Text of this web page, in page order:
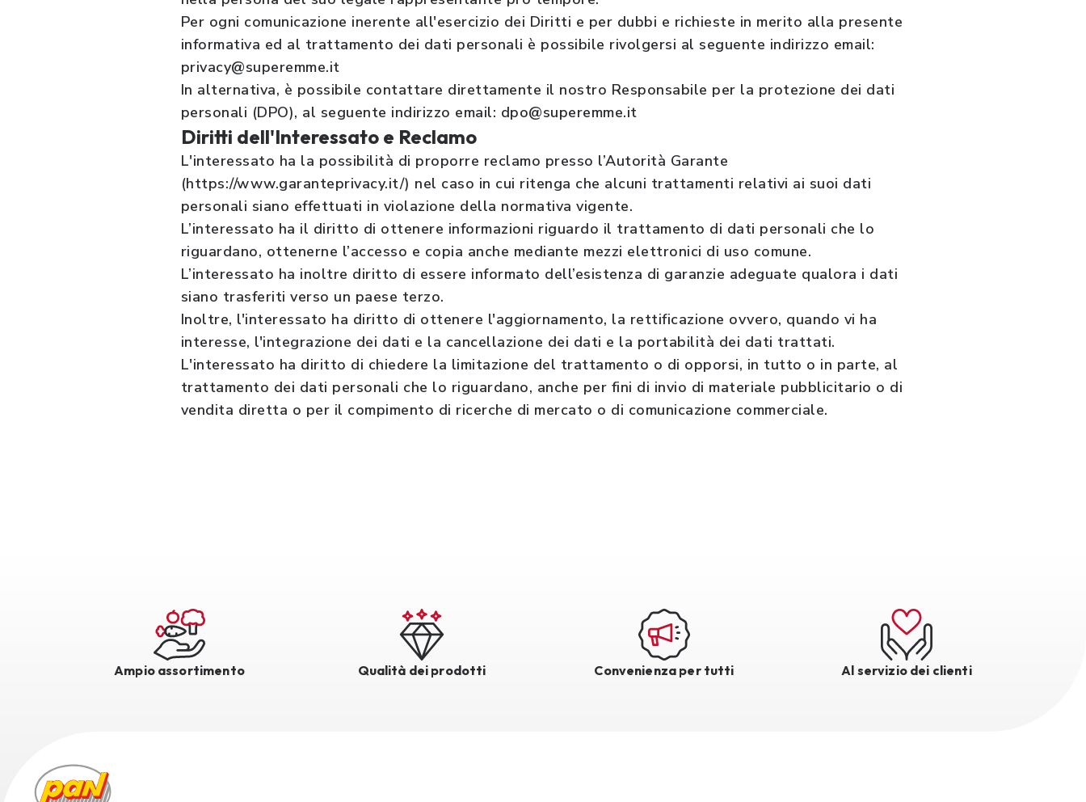
Per ogni comunicazione inerente all'esercizio dei Diritti e per dubbi e richieste in merito alla presente
informativa ed al trattamento dei dati personali è possibile rivolgersi al seguente indirizzo email:
privacy@superemme.it
In alternativa, è possibile contattare direttamente il nostro Responsabile per la protezione dei dati
personali (DPO), al seguente indirizzo email: dpo@superemme.it
Diritti dell'Interessato e Reclamo
L'interessato ha la possibilità di proporre reclamo presso l’Autorità Garante
(https://www.garanteprivacy.it/) nel caso in cui ritenga che alcuni trattamenti relativi ai suoi dati
personali siano effettuati in violazione della normativa vigente.
L’interessato ha il diritto di ottenere informazioni riguardo il trattamento di dati personali che lo
riguardano, ottenerne l’accesso e copia anche mediante mezzi elettronici di uso comune.
L’interessato ha inoltre diritto di essere informato dell’esistenza di garanzie adeguate qualora i dati
siano trasferiti verso un paese terzo.
Inoltre, l'interessato ha diritto di ottenere l'aggiornamento, la rettificazione ovvero, quando vi ha
interesse, l'integrazione dei dati e la cancellazione dei dati e la portabilità dei dati trattati.
L'interessato ha diritto di chiedere la limitazione del trattamento o di opporsi, in tutto o in parte, al
trattamento dei dati personali che lo riguardano, anche per fini di invio di materiale pubblicitario o di
vendita diretta o per il compimento di ricerche di mercato o di comunicazione commerciale.
Ampio assortimento Qualità dei prodotti Convenienza per tutti Al servizio dei clienti